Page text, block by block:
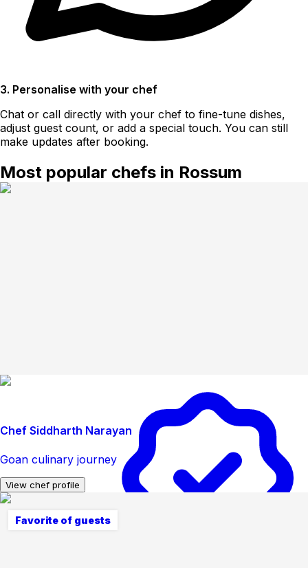
3. Personalise with your chef
Chat or call directly with your chef to fine-tune dishes,
adjust guest count, or add a special touch. You can still
make updates after booking.
Most popular chefs in Rossum
Chef Siddharth Narayan
Goan culinary journey
View chef profile
Favorite of guests